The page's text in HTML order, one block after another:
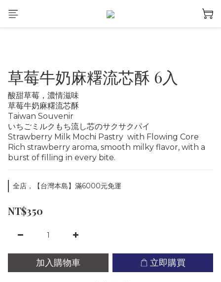
草莓牛奶麻糬流芯酥 6入
酸甜草莓，濃情滋味
草莓牛奶麻糬流芯酥
Taiwan Souvenir
いちごミルクもち流し芯のサクサクパイ
Strawberry Milk Mochi Pastry  with Flowing Core
Rich strawberry aroma, smooth milky flavor, with a
burst of filling in every bite.
全店，【台灣本島】滿6000元免運
NT$350
加入購物車 立即購買